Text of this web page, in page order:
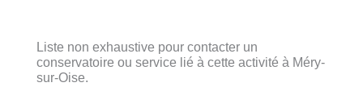
Liste non exhaustive pour contacter un
conservatoire ou service lié à cette activité à Méry-
sur-Oise.